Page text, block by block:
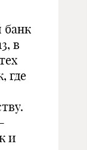
банк
в
где
и